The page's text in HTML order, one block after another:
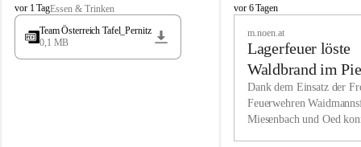
vielfältige Angebot unserer Kulturvereine.
Überzeugen Sie sich selbst, dass Sie in Miesenbach sowie
in den Beherbergungsbetrieben, Gaststätten und urigen
Wir kennen Miesenbach als lebens- und liebenswerten Ort.
Tradition und Innovation werden ebenso groß geschrieben
M
i
s
vor 1 TagEssen & Trinken
Team Österreich Tafel_Pernitz
0,1 MB
M
h
vor 6 Tagen
m.noen.at
Lagerfeuer löste
Waldbrand im
aus
Dank dem Einsatz der
Feuerwehren
Miesenbach und Oed